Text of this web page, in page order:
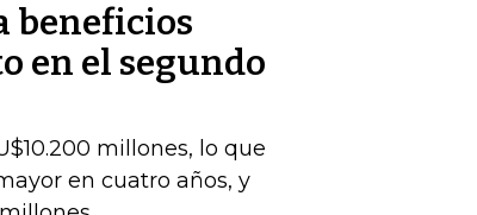
beneficios
en el segundo
millones, lo que
en cuatro años, y